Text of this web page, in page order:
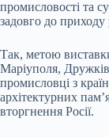
промисловості та
задовго до приходу
Так, метою
Маріуполя,
промисловці з
архітектурних
вторгнення Росії.